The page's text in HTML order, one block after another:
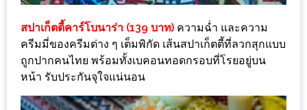
รอย
น้า
อ้วน
ชวน
หิว
สปาเก็ตตี้คาร์โบนาร่า (139 บาท) ความฉ่ำ และความ
ครีมมี่ของครีมต่าง ๆ เต็มพิกัด เส้นสปาเก็ตตี้ที่ลวกสุกแบบ
ถูกปากคนไทย พร้อมทั้งเบคอนทอดกรอบที่โรยอยู่บน
หน้า รับประกันจุใจแน่นอน